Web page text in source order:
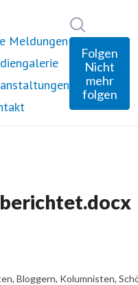
Meldungen
Folgen
Nicht
mehr
folgen
berichtet.docx
Bloggern, Kolumnisten,